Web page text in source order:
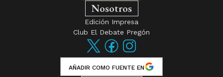
Nosotros
Edición Impresa
Club El Debate Pregón
AÑADIR COMO FUENTE EN